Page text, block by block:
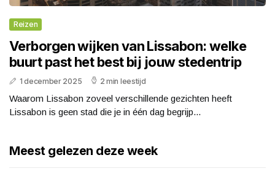
Reizen
Verborgen wijken van Lissabon: welke
buurt past het best bij jouw stedentrip
1 december 2025 2 min leestijd
Waarom Lissabon zoveel verschillende gezichten heeft
Lissabon is geen stad die je in één dag begrijp...
Meest gelezen deze week